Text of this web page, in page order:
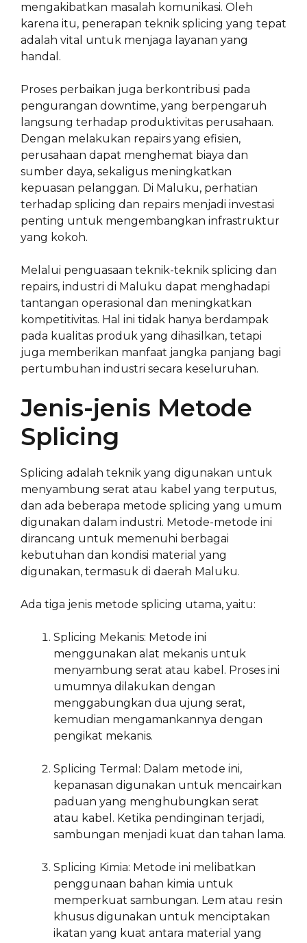
mengakibatkan masalah komunikasi. Oleh
karena itu, penerapan teknik splicing yang tepat
adalah vital untuk menjaga layanan yang
handal.
Proses perbaikan juga berkontribusi pada
pengurangan downtime, yang berpengaruh
langsung terhadap produktivitas perusahaan.
Dengan melakukan repairs yang efisien,
perusahaan dapat menghemat biaya dan
sumber daya, sekaligus meningkatkan
kepuasan pelanggan. Di Maluku, perhatian
terhadap splicing dan repairs menjadi investasi
penting untuk mengembangkan infrastruktur
yang kokoh.
Melalui penguasaan teknik-teknik splicing dan
repairs, industri di Maluku dapat menghadapi
tantangan operasional dan meningkatkan
kompetitivitas. Hal ini tidak hanya berdampak
pada kualitas produk yang dihasilkan, tetapi
juga memberikan manfaat jangka panjang bagi
pertumbuhan industri secara keseluruhan.
Jenis-jenis Metode
Splicing
Splicing adalah teknik yang digunakan untuk
menyambung serat atau kabel yang terputus,
dan ada beberapa metode splicing yang umum
digunakan dalam industri. Metode-metode ini
dirancang untuk memenuhi berbagai
kebutuhan dan kondisi material yang
digunakan, termasuk di daerah Maluku.
Ada tiga jenis metode splicing utama, yaitu:
Splicing Mekanis: Metode ini
menggunakan alat mekanis untuk
menyambung serat atau kabel. Proses ini
umumnya dilakukan dengan
menggabungkan dua ujung serat,
kemudian mengamankannya dengan
pengikat mekanis.
Splicing Termal: Dalam metode ini,
kepanasan digunakan untuk mencairkan
paduan yang menghubungkan serat
atau kabel. Ketika pendinginan terjadi,
sambungan menjadi kuat dan tahan lama.
Splicing Kimia: Metode ini melibatkan
penggunaan bahan kimia untuk
memperkuat sambungan. Lem atau resin
khusus digunakan untuk menciptakan
ikatan yang kuat antara material yang